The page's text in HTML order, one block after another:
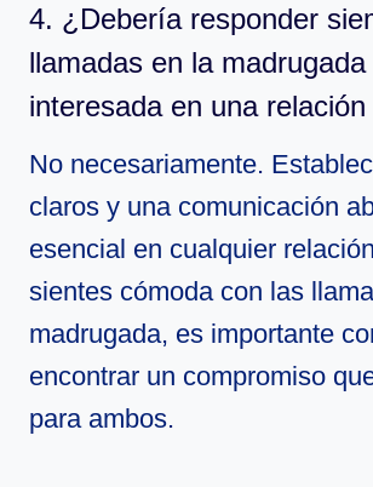
4. ¿Debería responder
llamadas en la
interesada en una
No necesariamente.
claros y una comunicación
esencial en cualquier
sientes cómoda con las
madrugada, es importante
encontrar un compromiso
para ambos.